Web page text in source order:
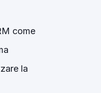
come
la